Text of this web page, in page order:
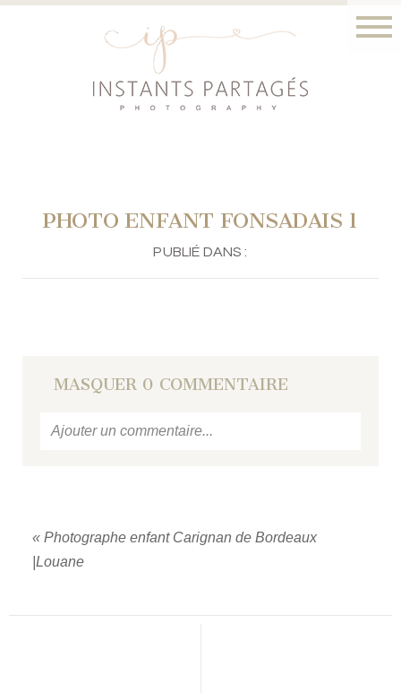
PHOTO ENFANT FONSADAIS 1
PUBLIÉ DANS :
MASQUER 0 COMMENTAIRE
Ajouter un commentaire...
« Photographe enfant Carignan de Bordeaux
|Louane